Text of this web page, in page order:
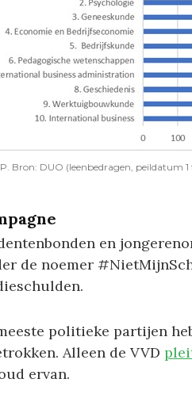
Bron: DUO (leenbedragen, peildatum
en
de noemer
politieke partijen
Alleen de VVD
ervan.